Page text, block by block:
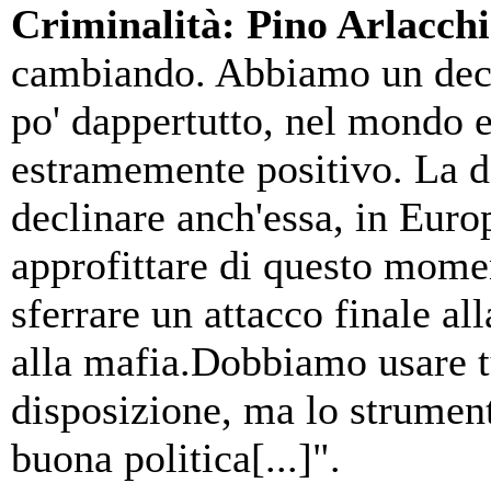
Criminalità: Pino Arlacchi
cambiando. Abbiamo un
po' dappertutto, nel mondo
estramemente positivo. La
declinare anch'essa, in
approfittare di questo
sferrare un attacco finale
alla mafia.Dobbiamo
disposizione, ma lo
buona politica[...]".